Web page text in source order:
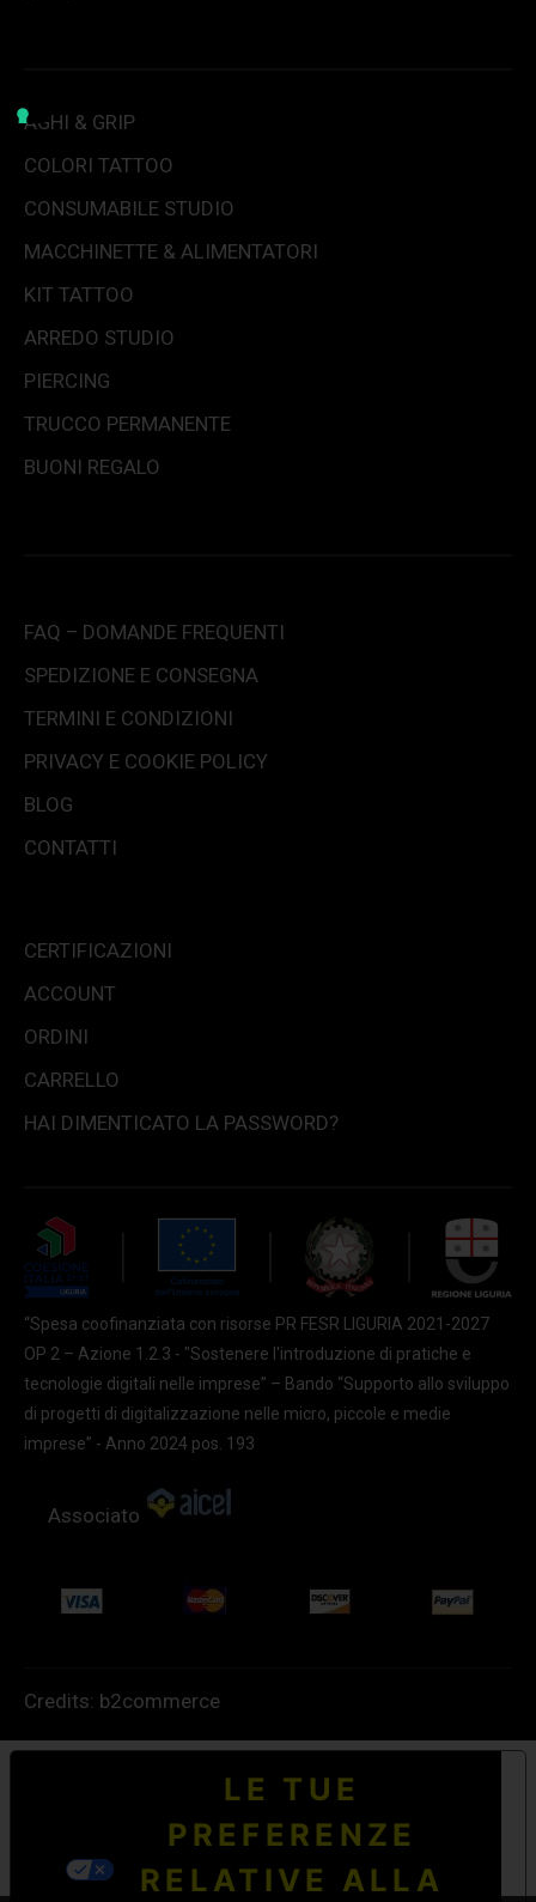
AGHI & GRIP
COLORI TATTOO
CONSUMABILE STUDIO
MACCHINETTE & ALIMENTATORI
KIT TATTOO
ARREDO STUDIO
PIERCING
TRUCCO PERMANENTE
BUONI REGALO
FAQ – DOMANDE FREQUENTI
SPEDIZIONE E CONSEGNA
TERMINI E CONDIZIONI
PRIVACY E COOKIE POLICY
BLOG
CONTATTI
CERTIFICAZIONI
ACCOUNT
ORDINI
CARRELLO
HAI DIMENTICATO LA PASSWORD?
“Spesa coofinanziata con risorse PR FESR LIGURIA 2021-2027
OP 2 – Azione 1.2.3 - "Sostenere l'introduzione di pratiche e
tecnologie digitali nelle imprese” – Bando “Supporto allo sviluppo
di progetti di digitalizzazione nelle micro, piccole e medie
imprese” - Anno 2024 pos. 193
Associato
Credits: b2commerce
LE TUE
PREFERENZE
RELATIVE ALLA